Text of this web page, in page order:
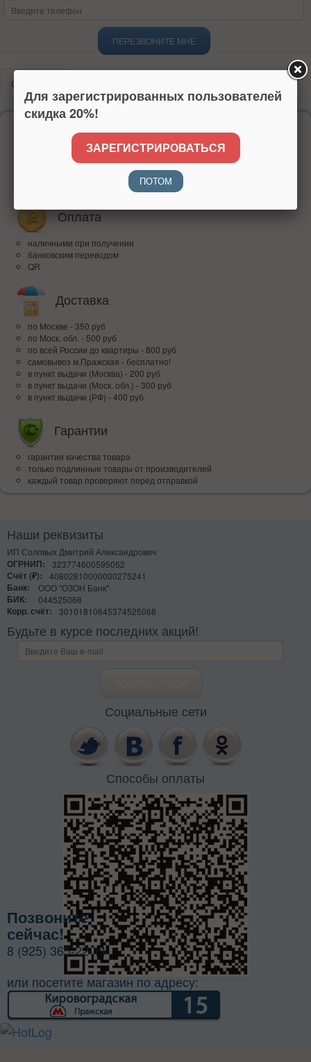
ПЕРЕЗВОНИТЕ МНЕ
Описание
Надежность
более 15 лет на рынке
доверие покупателей по всей России
Оплата
наличными при получении
банковским переводом
QR
Доставка
по Москве - 350 руб
по Моск. обл. - 500 руб
по всей Росcии до квартиры - 800 руб
самовывоз м.Пражская - бесплатно!
в пункт выдачи (Москва) - 200 руб
в пункт выдачи (Моск. обл.) - 300 руб
в пункт выдачи (РФ) - 400 руб
Гарантии
гарантия качества товара
только подлинные товары от производителей
каждый товар проверяют перед отправкой
Наши реквизиты
ИП Соловых Дмитрий Александрович
ОГРНИП:
323774600595052
Счёт (₽):
40802810000000275241
Банк:
ООО "ОЗОН Банк"
БИК:
044525068
Корр. счёт:
30101810645374525068
Будьте в курсе последних акций!
Социальные сети
Способы оплаты
Позвоните
сейчас!
8 (925) 365-22-11
или посетите магазин по адресу:
Для зарегистрированных пользователей
скидка 20%!
ЗАРЕГИСТРИРОВАТЬСЯ
ПОТОМ